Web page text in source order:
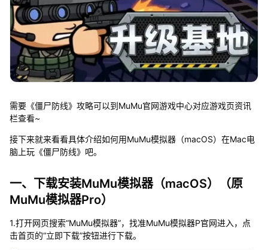
需要《僵尸防线》攻略可以到MuMu官网游戏中心对应游戏页资讯
栏查看~
接下来就来看看具体介绍如何用MuMu模拟器（macOS）在Mac电
脑上玩《僵尸防线》吧。
一、下载安装MuMu模拟器（macOS）（原
MuMu模拟器Pro）
1.打开网页搜索“MuMu模拟器”，找准MuMu模拟器P官网进入，点
击首页的“立即下载”按钮进行下载。